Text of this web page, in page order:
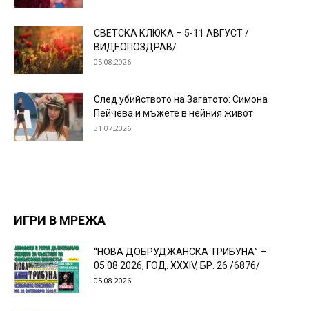
СВЕТСКА КЛЮКА – 5-11 АВГУСТ /
ВИДЕОПОЗДРАВ/
05.08.2026
След убийството на Загатото: Симона
Пейчева и мъжете в нейния живот
31.07.2026
ИГРИ В МРЕЖА
“НОВА ДОБРУДЖАНСКА ТРИБУНА” –
05.08.2026, ГОД. XXХIV, БР. 26 /6876/
05.08.2026